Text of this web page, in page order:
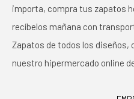
importa, compra tus zapatos
recíbelos mañana con
Zapatos de todos los diseños,
nuestro hipermercado online